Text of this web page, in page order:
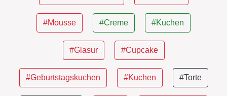
#Mousse #Creme #Kuchen
#Glasur #Cupcake
#Geburtstagskuchen #Kuchen #Torte